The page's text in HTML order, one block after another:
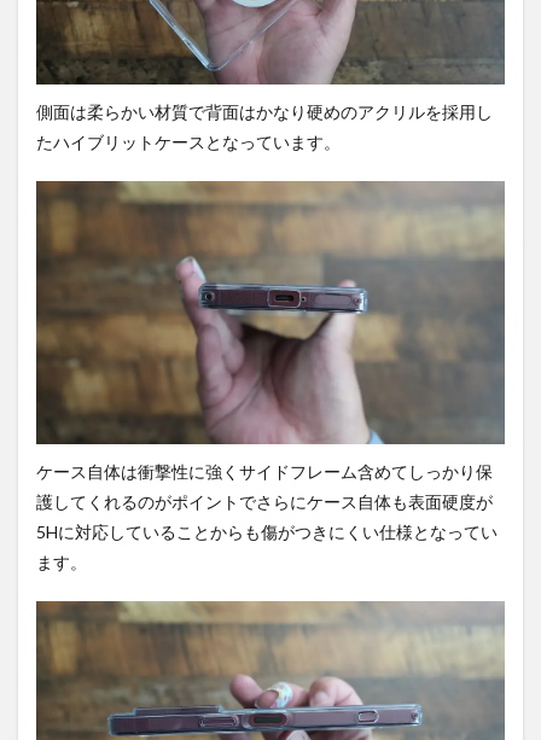
側面は柔らかい材質で背面はかなり硬めのアクリルを採用し
たハイブリットケースとなっています。
ケース自体は衝撃性に強くサイドフレーム含めてしっかり保
護してくれるのがポイントでさらにケース自体も表面硬度が
5Hに対応していることからも傷がつきにくい仕様となってい
ます。